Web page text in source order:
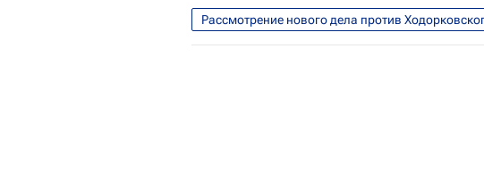
Рассмотрение нового дела против